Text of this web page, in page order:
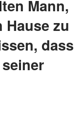
Mann,
Hause zu
dass